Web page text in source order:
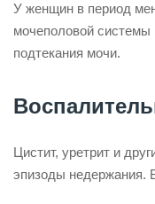
У женщин в период
мочеполовой системы
подтекания мочи.
Цистит, уретрит и
эпизоды недержания.